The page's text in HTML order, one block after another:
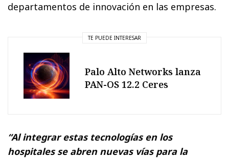
departamentos de innovación en las empresas.
TE PUEDE INTERESAR
Palo Alto Networks lanza
PAN-OS 12.2 Ceres
“Al integrar estas tecnologías en los
hospitales se abren nuevas vías para la